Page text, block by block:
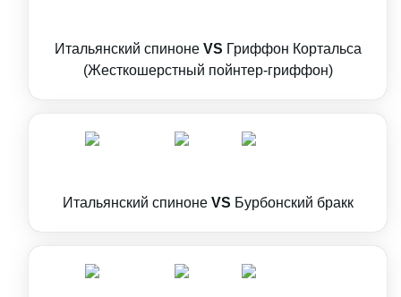
Итальянский спиноне VS Гриффон Кортальса
(Жесткошерстный пойнтер-гриффон)
Итальянский спиноне VS Бурбонский бракк